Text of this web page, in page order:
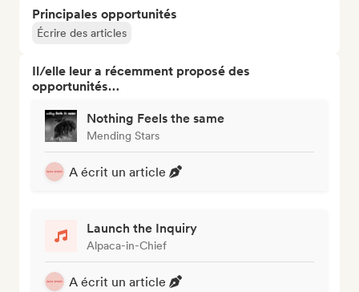
Principales opportunités
Écrire des articles
Il/elle leur a récemment proposé des
opportunités…
Nothing Feels the same
Mending Stars
A écrit un article
Launch the Inquiry
Alpaca-in-Chief
A écrit un article